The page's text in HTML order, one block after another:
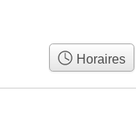
Horaires